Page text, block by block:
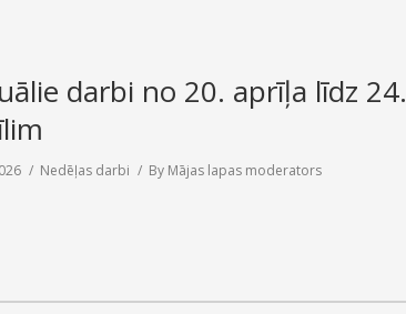
darbi no 20. aprīļa līdz 24.
Nedēļas darbi By Mājas lapas moderators